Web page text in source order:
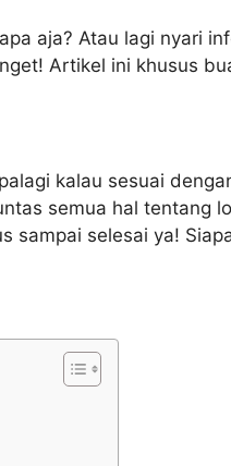
aja? Atau lagi nyari
Artikel ini khusus
kalau sesuai
semua hal tentang
sampai selesai ya!